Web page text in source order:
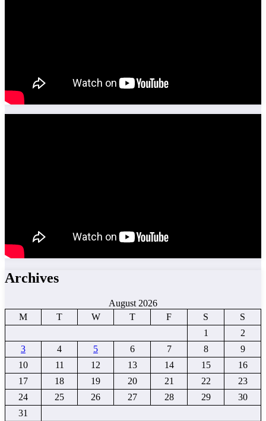
Archives
August 2026
M
T W T F S
S
1
2
3
4 5 6 7 8
9
10
11 12 13 14 15
16
17
18 19 20 21 22
23
24
25 26 27 28 29
30
31